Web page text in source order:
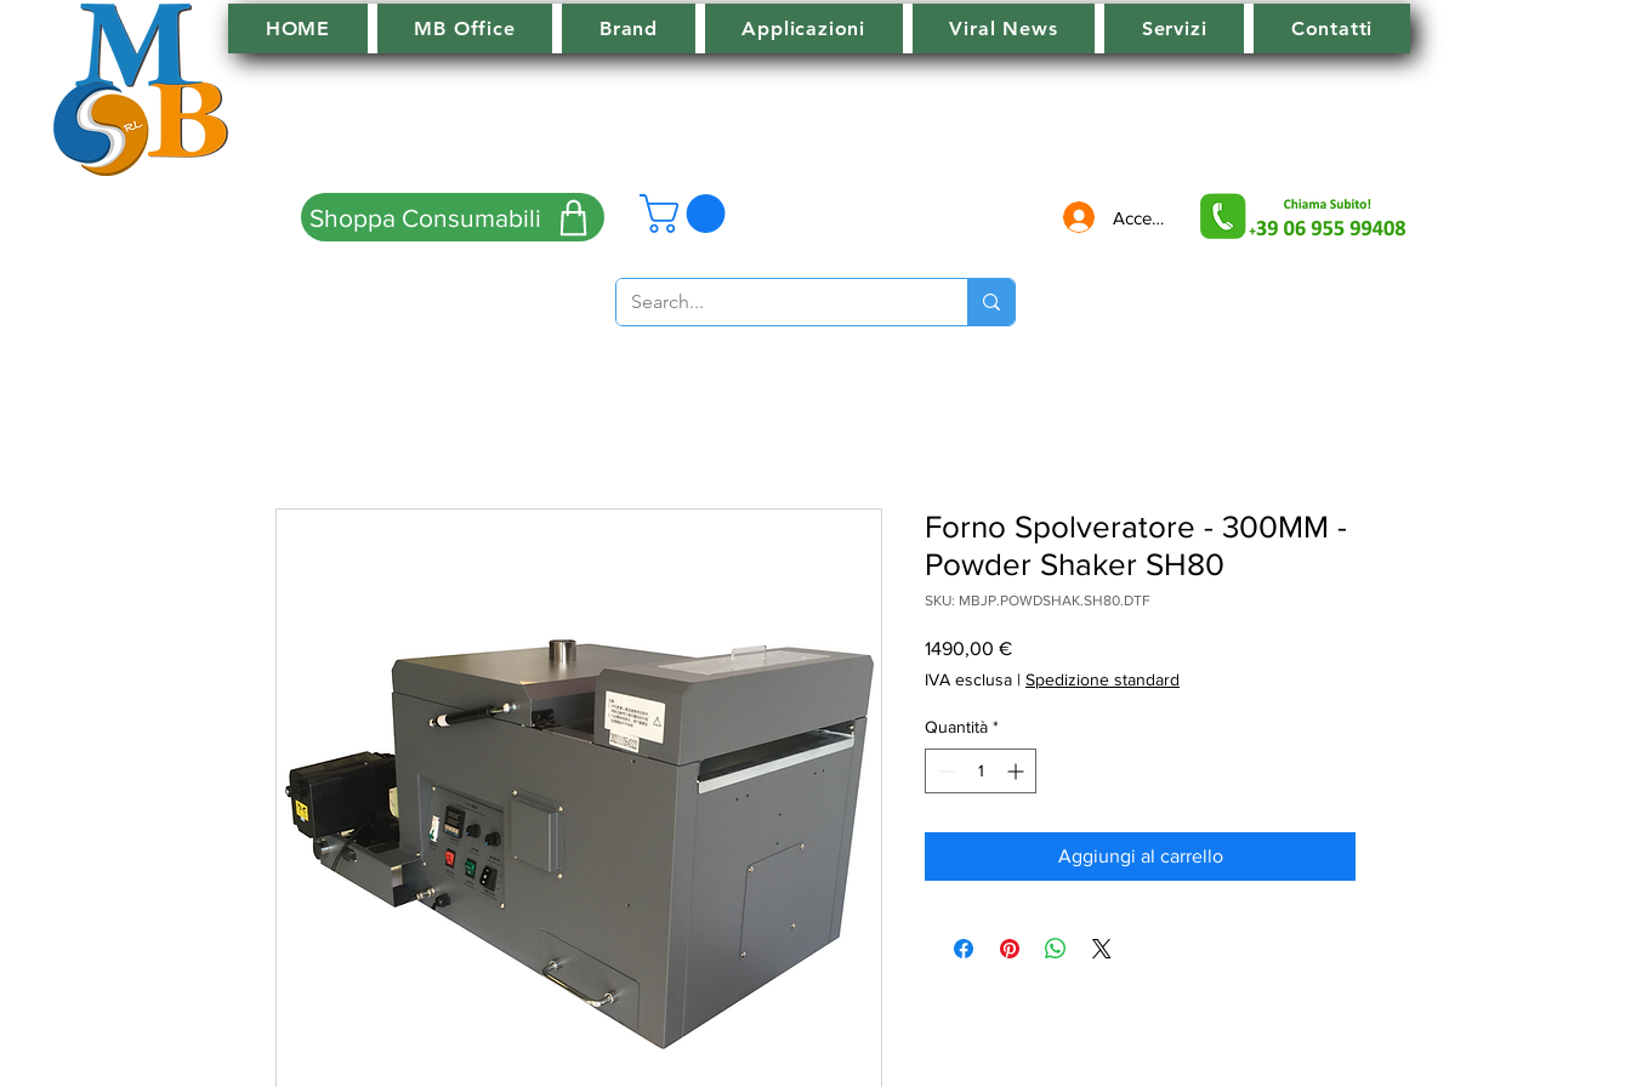
HOME MB Office Brand Applicazioni Viral News Servizi Contatti
Shoppa Consumabili Accedi
Forno Spolveratore - 300MM -
Powder Shaker SH80
SKU: MBJP.POWDSHAK.SH80.DTF
1490,00 €Prezzo
IVA esclusa | Spedizione standard
Quantità *
Aggiungi al carrello